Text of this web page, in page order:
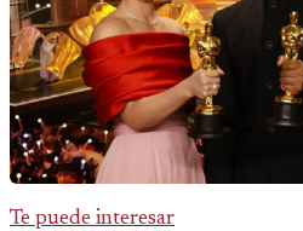
Te puede interesar